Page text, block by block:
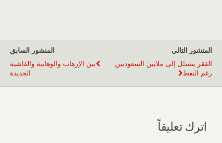
المنشور السابق
بين الإرهاب والوهابية والفاشية
الجديدة
المنشور التالي
الفقر يتسلل إلى ملايين السعوديين
رغم النفط
اترك تعليقاً